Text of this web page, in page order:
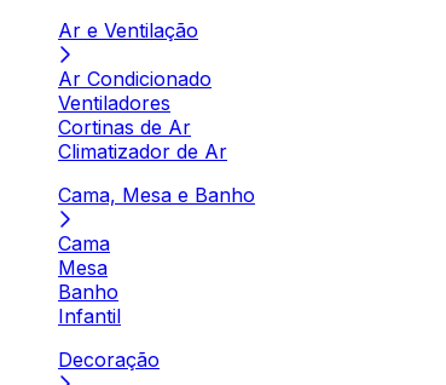
Ar e Ventilação
Ar Condicionado
Ventiladores
Cortinas de Ar
Climatizador de Ar
Cama, Mesa e Banho
Cama
Mesa
Banho
Infantil
Decoração